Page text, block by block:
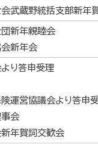
武蔵野統括支部新年
新年親睦会
新年会
り答申受理
運営協議会より答申
会
年賀詞交歓会